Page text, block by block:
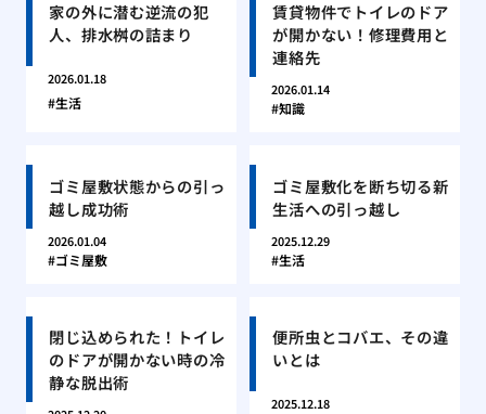
家の外に潜む逆流の犯
人、排水桝の詰まり
2026.01.18
生活
賃貸物件でトイレのドア
が開かない！修理費用と
連絡先
2026.01.14
知識
ゴミ屋敷状態からの引っ
越し成功術
2026.01.04
ゴミ屋敷
ゴミ屋敷化を断ち切る新
生活への引っ越し
2025.12.29
生活
閉じ込められた！トイレ
のドアが開かない時の冷
静な脱出術
便所虫とコバエ、その違
いとは
2025.12.18